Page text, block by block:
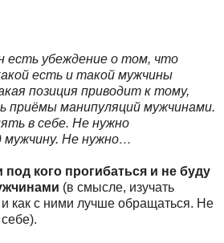
есть убеждение о том, что
есть и такой мужчины
позиция приводит к тому,
приёмы манипуляций мужчинами.
в себе. Не нужно
мужчину. Не нужно…
кого прогибаться и не буду
(в смысле, изучать
как с ними лучше обращаться. Не